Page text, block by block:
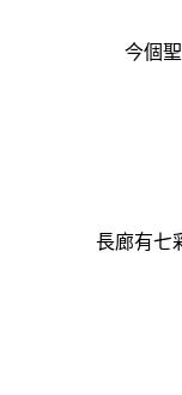
今個
長廊有七